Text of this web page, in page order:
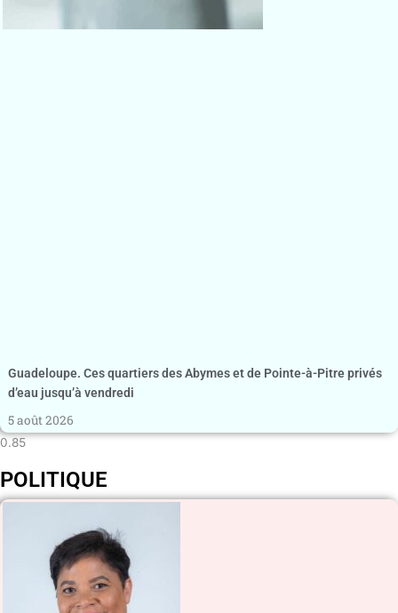
Guadeloupe. Ces quartiers des Abymes et de Pointe-à-Pitre privés
d’eau jusqu’à vendredi
5 août 2026
POLITIQUE